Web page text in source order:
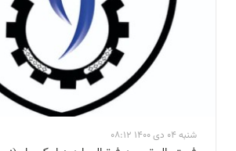
شنبه 04 دی 1400 08:12